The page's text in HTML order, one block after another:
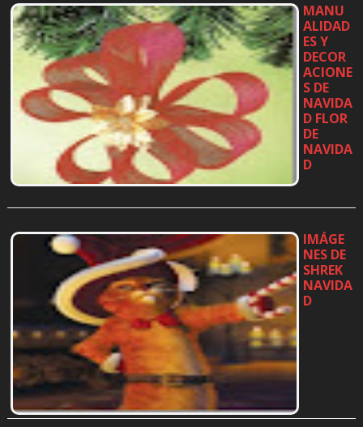
MANU
ALIDAD
ES Y
DECOR
ACIONE
S DE
NAVIDA
D FLOR
DE
NAVIDA
D
IMÁGE
NES DE
SHREK
NAVIDA
D